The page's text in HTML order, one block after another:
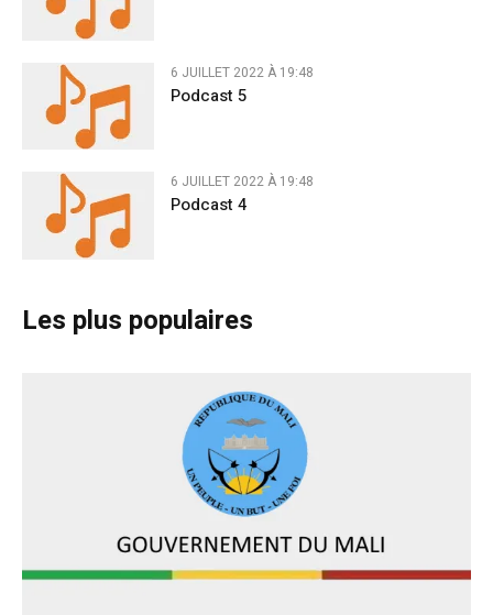
6 JUILLET 2022 À 19:48
Podcast 5
6 JUILLET 2022 À 19:48
Podcast 4
Les plus populaires